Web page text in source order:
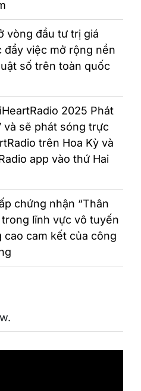
vòng đầu tư trị giá
đẩy việc mở rộng nền
số trên toàn quốc
2025 Phát
và sẽ phát sóng trực
trên Hoa Kỳ và
app vào thứ Hai
chứng nhận “Thân
lĩnh vực vô tuyến
cam kết của công